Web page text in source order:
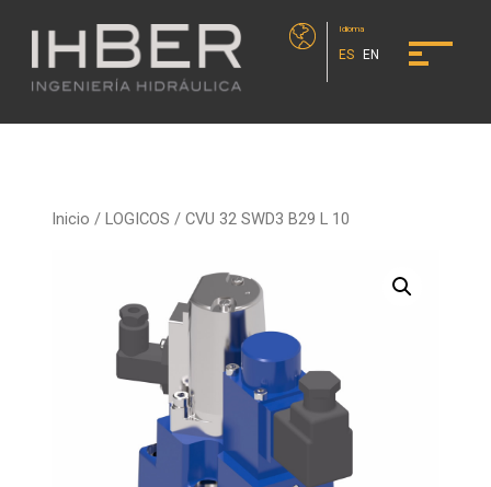
Idioma
ES EN
Inicio /LOGICOS / CVU 32 SWD3 B29 L 10